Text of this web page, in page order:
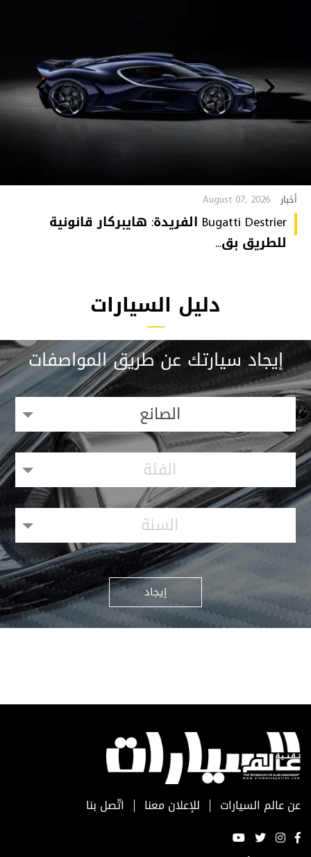
أخبار August 07, 2026
Bugatti Destrier الفريدة: هايبركار قانونية
للطريق بق...
دليل السيارات
إيجاد سيارتك عن طريق المواصفات
الصانع
الفئة
السنة
إيجاد
عن عالم السيارات للإعلان معنا اتّصل بنا